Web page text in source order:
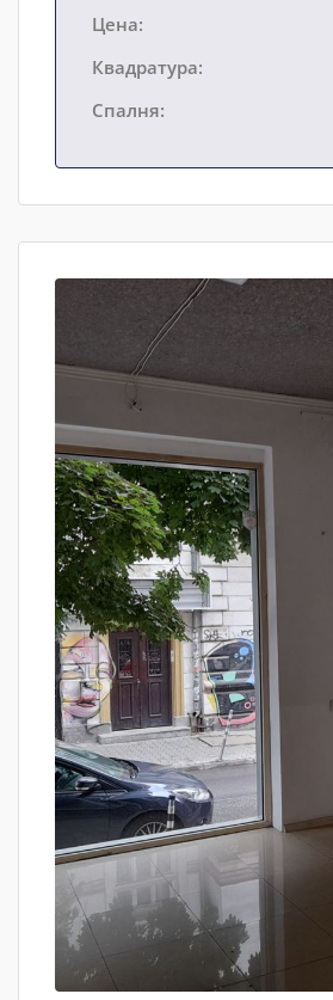
Цена:
Квадратура:
Спалня: